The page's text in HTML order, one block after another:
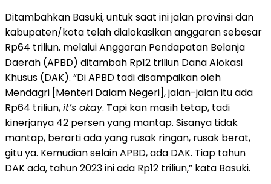
Ditambahkan Basuki, untuk saat ini jalan provinsi dan
kabupaten/kota telah dialokasikan anggaran sebesar
Rp64 triliun. melalui Anggaran Pendapatan Belanja
Daerah (APBD) ditambah Rp12 triliun Dana Alokasi
Khusus (DAK). “Di APBD tadi disampaikan oleh
Mendagri [Menteri Dalam Negeri], jalan-jalan itu ada
Rp64 triliun,it’s okay. Tapi kan masih tetap, tadi
kinerjanya 42 persen yang mantap. Sisanya tidak
mantap, berarti ada yang rusak ringan, rusak berat,
gitu ya. Kemudian selain APBD, ada DAK. Tiap tahun
DAK ada, tahun 2023 ini ada Rp12 triliun,” kata Basuki.